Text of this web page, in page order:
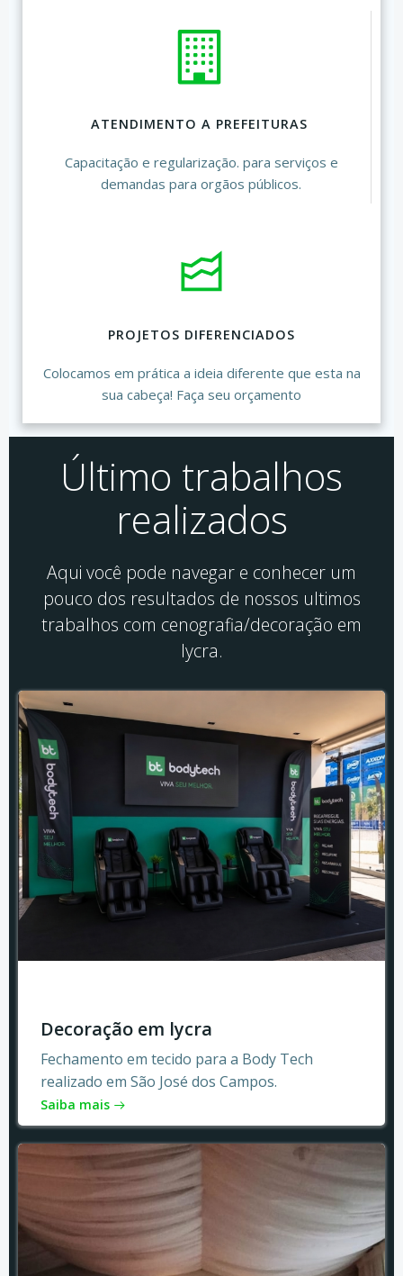
ATENDIMENTO A PREFEITURAS
Capacitação e regularização. para serviços e
demandas para orgãos públicos.
PROJETOS DIFERENCIADOS
Colocamos em prática a ideia diferente que esta na
sua cabeça! Faça seu orçamento
Último trabalhos
realizados
Aqui você pode navegar e conhecer um
pouco dos resultados de nossos ultimos
trabalhos com cenografia/decoração em
lycra.
Decoração em lycra
Fechamento em tecido para a Body Tech
realizado em São José dos Campos.
Saiba mais